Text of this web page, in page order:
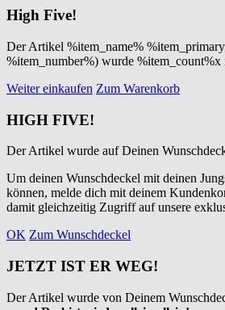
High Five!
Der Artikel %item_name%
%item_number%) wurde %item_count%x
Weiter einkaufen Zum Warenkorb
HIGH FIVE!
Der Artikel wurde auf Deinen
Um deinen Wunschdeckel mit deinen
können, melde dich mit deinem
damit gleichzeitig Zugriff auf unsere
OK Zum Wunschdeckel
JETZT IST ER WEG!
Der Artikel wurde von Deinem